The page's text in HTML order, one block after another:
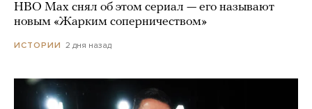
HBO Max снял об этом сериал — его называют
новым «Жарким соперничеством»
ИСТОРИИ 2 дня назад